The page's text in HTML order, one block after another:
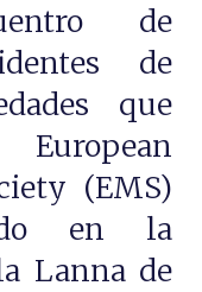
de
de
que
(EMS)
en la
Lanna de